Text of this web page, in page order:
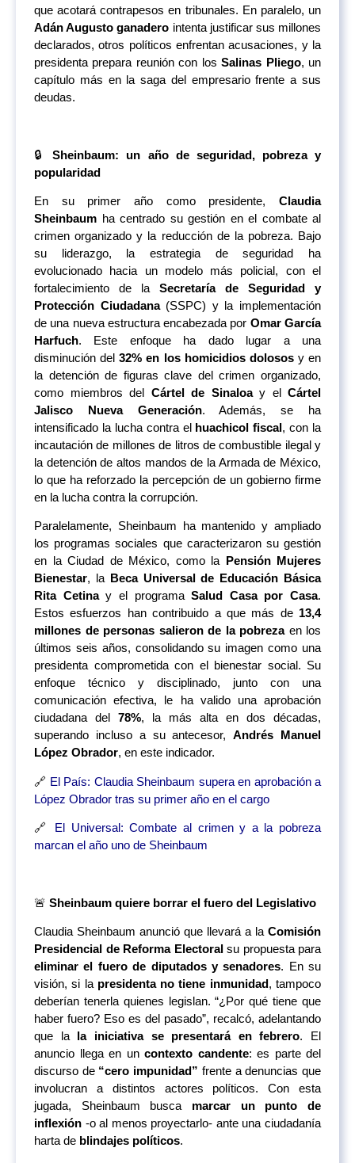
que acotará contrapesos en tribunales. En paralelo, un
Adán Augusto ganadero intenta justificar sus millones
declarados, otros políticos enfrentan acusaciones, y la
presidenta prepara reunión con losSalinas Pliego, un
capítulo más en la saga del empresario frente a sus
deudas.
🔒Sheinbaum: un año de seguridad, pobreza y
popularidad
En su primer año como presidente, Claudia
Sheinbaum ha centrado su gestión en el combate al
crimen organizado y la reducción de la pobreza. Bajo
su liderazgo, la estrategia de seguridad ha
evolucionado hacia un modelo más policial, con el
fortalecimiento de la Secretaría de Seguridad y
Protección Ciudadana(SSPC) y la implementación
de una nueva estructura encabezada por Omar García
Harfuch. Este enfoque ha dado lugar a una
disminución del32% en los homicidios dolososy en
la detención de figuras clave del crimen organizado,
como miembros del Cártel de Sinaloay el Cártel
Jalisco Nueva Generación. Además, se ha
intensificado la lucha contra el huachicol fiscal, con la
incautación de millones de litros de combustible ilegal y
la detención de altos mandos de la Armada de México,
lo que ha reforzado la percepción de un gobierno firme
en la lucha contra la corrupción.
Paralelamente, Sheinbaum ha mantenido y ampliado
los programas sociales que caracterizaron su gestión
en la Ciudad de México, como la Pensión Mujeres
Bienestar, la Beca Universal de Educación Básica
Rita Cetinay el programaSalud Casa por Casa.
Estos esfuerzos han contribuido a que más de 13,4
millones de personas salieron de la pobrezaen los
últimos seis años, consolidando su imagen como una
presidenta comprometida con el bienestar social. Su
enfoque técnico y disciplinado, junto con una
comunicación efectiva, le ha valido una aprobación
ciudadana del 78%, la más alta en dos décadas,
superando incluso a su antecesor,Andrés Manuel
López Obrador, en este indicador.
🔗 El País: Claudia Sheinbaum supera en aprobación a
López Obrador tras su primer año en el cargo
🔗 El Universal: Combate al crimen y a la pobreza
marcan el año uno de Sheinbaum
🚨 Sheinbaum quiere borrar el fuero del Legislativo
Claudia Sheinbaum anunció que llevará a la Comisión
Presidencial de Reforma Electoralsu propuesta para
eliminar el fuero de diputados y senadores. En su
visión, si la presidenta no tiene inmunidad, tampoco
deberían tenerla quienes legislan. “¿Por qué tiene que
haber fuero? Eso es del pasado”, recalcó, adelantando
que la la iniciativa se presentará en febrero. El
anuncio llega en un contexto candente: es parte del
discurso de “cero impunidad” frente a denuncias que
involucran a distintos actores políticos. Con esta
jugada, Sheinbaum busca marcar un punto de
inflexión -o al menos proyectarlo- ante una ciudadanía
harta de blindajes políticos.